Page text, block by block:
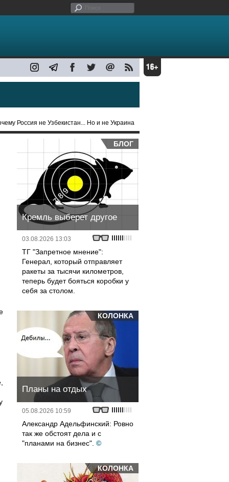
Россия не Узбекистан... Но и не Украина
БЛОГ
Кремль выберет другое
03.08.2026 13:03
ТГ "Запретное мнение":
Генерал, который отправляет
ракеты за тысячи километров,
теперь будет бояться коробки у
себя за столом.
КОЛОНКА
Планы на отдых
05.08.2026 10:59
Александр Адельфинский: Ровно
так же обстоят дела и с
"планами на бизнес". ©
КОЛОНКА